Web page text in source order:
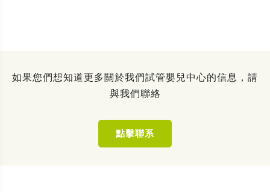
如果您們想知道更多關於我們試管嬰兒中心的信息，請
與我們聯絡
點擊聯系